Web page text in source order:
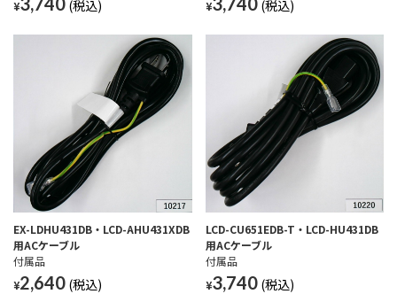
¥
¥
EX-LDHU431DB・LCD-AHU431XDB
用ACケーブル
付属品
¥2,640
LCD-CU651EDB-T・LCD-HU431DB
用ACケーブル
付属品
¥3,740